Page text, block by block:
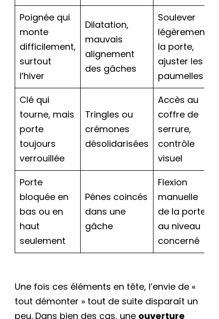
Poignée qui
monte
difficilement,
surtout
l’hiver
Dilatation,
mauvais
alignement
des gâches
Soulever
légèrement
la porte,
ajuster les
paumelles
Clé qui
tourne, mais
porte
toujours
verrouillée
Tringles ou
crémones
désolidarisées
Accès au
coffre de
serrure,
contrôle
visuel
Porte
bloquée en
bas ou en
haut
seulement
Pênes coincés
dans une
gâche
Flexion
manuelle
de la porte
au niveau
concerné
Une fois ces éléments en tête, l’envie de «
tout démonter » tout de suite disparaît un
peu. Dans bien des cas, une ouverture